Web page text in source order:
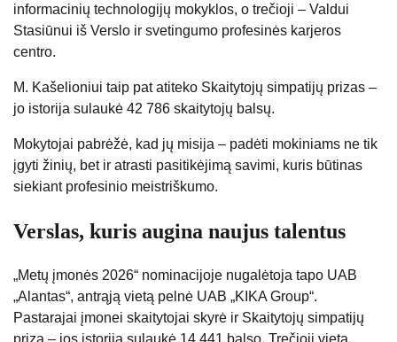
informacinių technologijų mokyklos, o trečioji – Valdui
Stasiūnui iš Verslo ir svetingumo profesinės karjeros
centro.
M. Kašelioniui taip pat atiteko Skaitytojų simpatijų prizas –
jo istorija sulaukė 42 786 skaitytojų balsų.
Mokytojai pabrėžė, kad jų misija – padėti mokiniams ne tik
įgyti žinių, bet ir atrasti pasitikėjimą savimi, kuris būtinas
siekiant profesinio meistriškumo.
Verslas, kuris augina naujus talentus
„Metų įmonės 2026“ nominacijoje nugalėtoja tapo UAB
„Alantas“, antrąją vietą pelnė UAB „KIKA Group“.
Pastarajai įmonei skaitytojai skyrė ir Skaitytojų simpatijų
prizą – jos istorija sulaukė 14 441 balso. Trečioji vieta